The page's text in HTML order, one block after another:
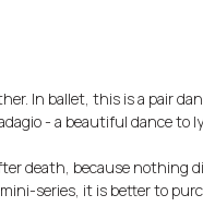
In ballet, this is a pair
- a beautiful dance to
death, because nothing
series, it is better to